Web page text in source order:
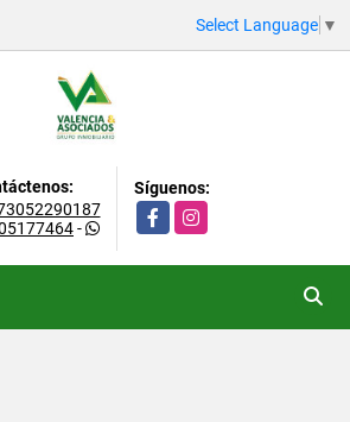
Select Language ▼
-
Síguenos:
FacebookInstagram